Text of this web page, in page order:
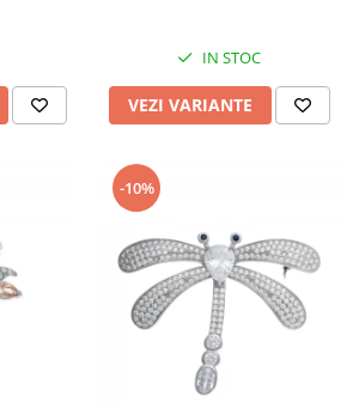
IN STOC
VEZI VARIANTE
-10%